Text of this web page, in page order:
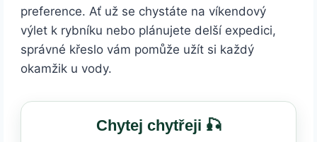
preference. Ať už se chystáte na víkendový
výlet k rybníku nebo plánujete delší expedici,
správné křeslo vám pomůže užít si každý
okamžik u vody.
Chytej chytřeji 🎣